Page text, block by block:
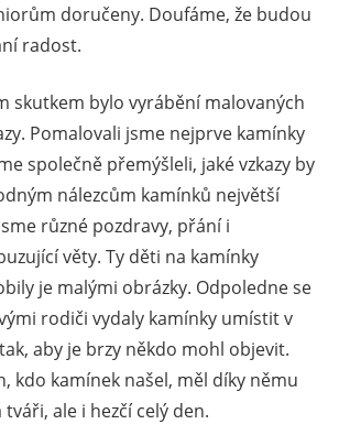
doručeny. Doufáme, že budou
radost.
skutkem bylo vyrábění malovaných
Pomalovali jsme nejprve kamínky
společně přemýšleli, jaké vzkazy by
nálezcům kamínků největší
různé pozdravy, přání i
věty. Ty děti na kamínky
je malými obrázky. Odpoledne se
rodiči vydaly kamínky umístit v
aby je brzy někdo mohl objevit.
kdo kamínek našel, měl díky němu
ale i hezčí celý den.